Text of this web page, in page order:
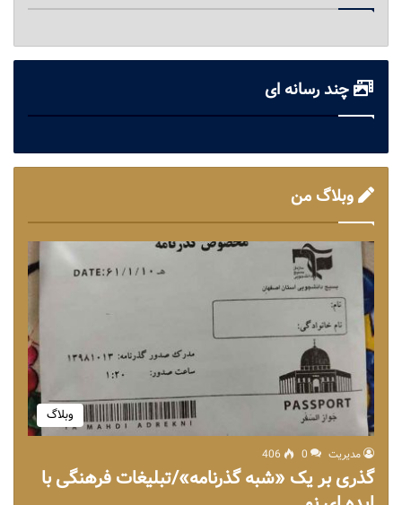
چند رسانه ای
وبلاگ من
وبلاگ
مدیریت 0
406
گذری بر یک «شبه گذرنامه»/تبلیغات فرهنگی با